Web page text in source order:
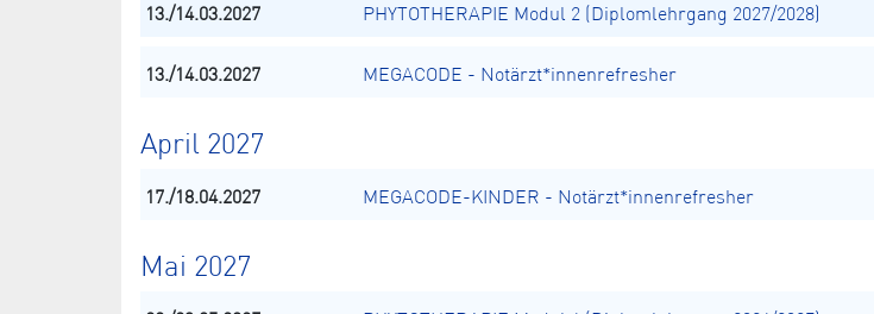
13./14.03.2027 PHYTOTHERAPIE Modul 2 (Diplomlehrgang 2027/2028)
13./14.03.2027 MEGACODE - Notärzt*innenrefresher
April 2027
17./18.04.2027 MEGACODE-KINDER - Notärzt*innenrefresher
Mai 2027